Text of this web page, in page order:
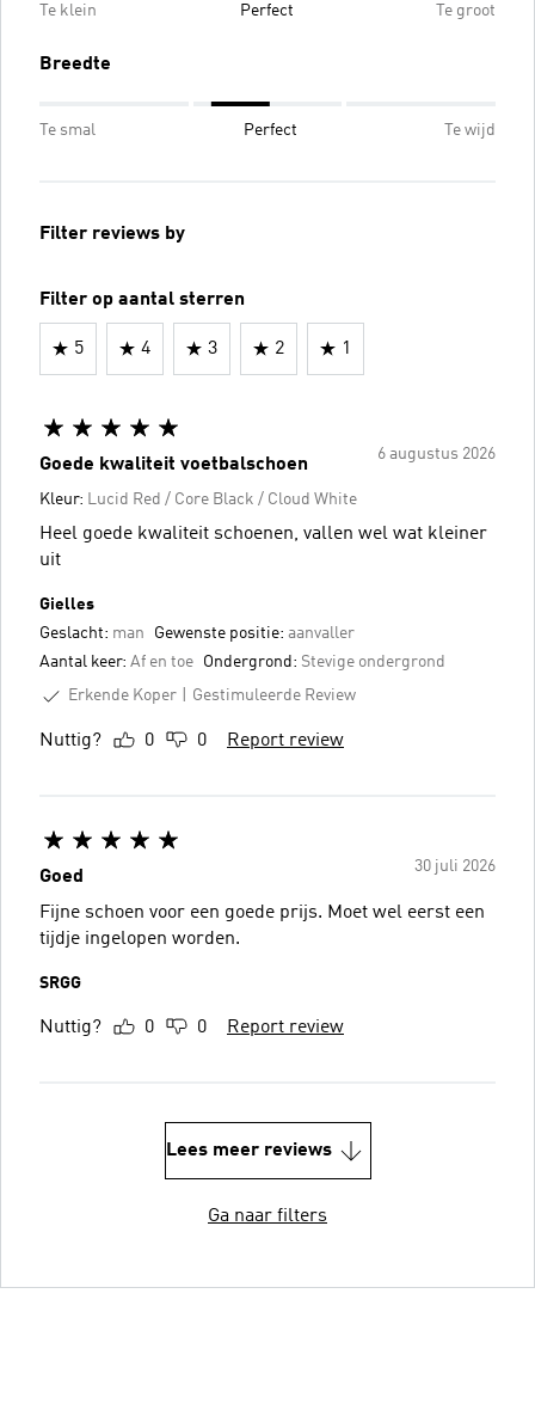
Te klein Perfect Te groot
Breedte
Te smal Perfect Te wijd
Filter reviews by
Filter op aantal sterren
5 4 3 2 1
6 augustus 2026
Goede kwaliteit voetbalschoen
Kleur: Lucid Red / Core Black / Cloud White
Heel goede kwaliteit schoenen, vallen wel wat kleiner
uit
Gielles
Geslacht: man Gewenste positie: aanvaller
Aantal keer: Af en toe Ondergrond: Stevige ondergrond
Erkende Koper
Gestimuleerde Review
Nuttig? 0 0 Report review
30 juli 2026
Goed
Fijne schoen voor een goede prijs. Moet wel eerst een
tijdje ingelopen worden.
SRGG
Nuttig? 0 0 Report review
Lees meer reviews
Ga naar filters